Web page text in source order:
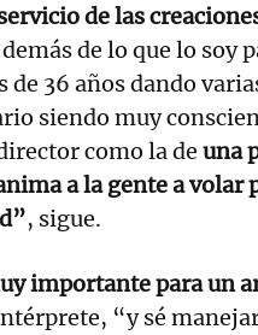
de las
de lo que lo soy
36 años dando
siendo muy
como la de una
a la gente a volar
, sigue.
importante para un
“y sé